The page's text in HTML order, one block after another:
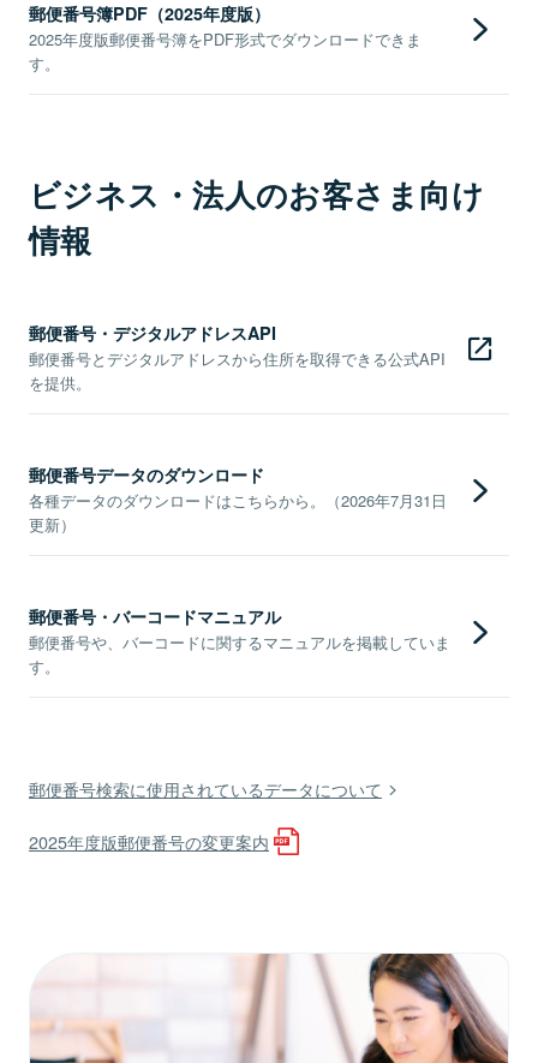
郵便番号簿PDF（2025年度版）
2025年度版郵便番号簿をPDF形式でダウンロードできま
す。
ビジネス・法人のお客さま向け
情報
郵便番号・デジタルアドレスAPI
郵便番号とデジタルアドレスから住所を取得できる公式API
を提供。
郵便番号データのダウンロード
各種データのダウンロードはこちらから。（2026年7月31日
更新）
郵便番号・バーコードマニュアル
郵便番号や、バーコードに関するマニュアルを掲載していま
す。
郵便番号検索に使用されているデータについて
2025年度版郵便番号の変更案内